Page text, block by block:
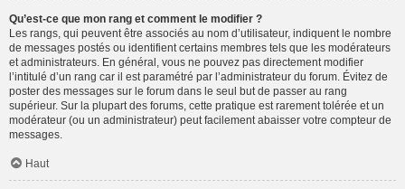
Qu’est-ce que mon rang et comment le modifier ?
Les rangs, qui peuvent être associés au nom d’utilisateur, indiquent le nombre
de messages postés ou identifient certains membres tels que les modérateurs
et administrateurs. En général, vous ne pouvez pas directement modifier
l’intitulé d’un rang car il est paramétré par l’administrateur du forum. Évitez de
poster des messages sur le forum dans le seul but de passer au rang
supérieur. Sur la plupart des forums, cette pratique est rarement tolérée et un
modérateur (ou un administrateur) peut facilement abaisser votre compteur de
messages.
Haut